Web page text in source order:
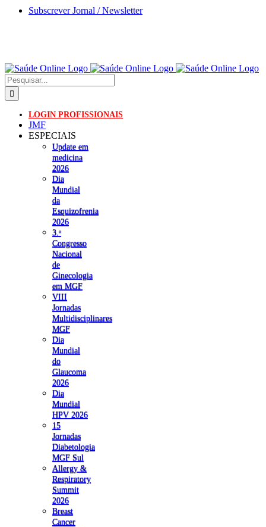
Skip
Subscrever Jornal / Newsletter
Pesquisar
LOGIN PROFISSIONAIS
JMF
ESPECIAIS
Update em
medicina
2026
Dia
Mundial
da
Esquizofrenia
2026
3.ᵒ
Congresso
Nacional
de
Ginecologia
em MGF
VIII
Jornadas
Multidisciplinares
MGF
Dia
Mundial
do
Glaucoma
2026
Dia
Mundial
HPV 2026
15
Jornadas
Diabetologia
MGF Sul
Allergy &
Respiratory
Summit
2026
Breast
Cancer